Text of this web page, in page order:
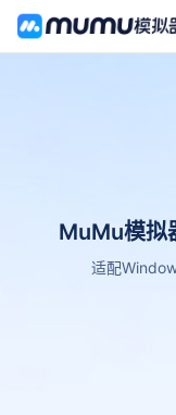
MuMu模拟
适配